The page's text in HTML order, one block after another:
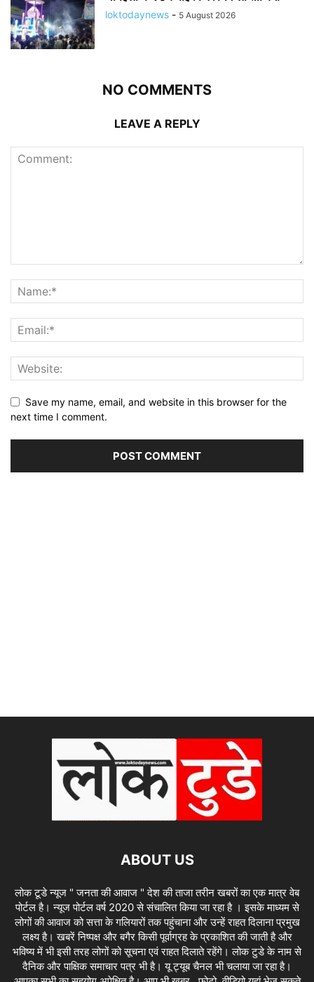
loktodaynews - 5 August 2026
NO COMMENTS
LEAVE A REPLY
Save my name, email, and website in this browser for the
next time I comment.
ABOUT US
लोक टूडे न्यूज " जनता की आवाज " देश की ताजा तरीन खबरों का एक मात्र वेब
पोर्टल है। न्यूज पोर्टल वर्ष 2020 से संचालित किया जा रहा है । इसके माध्यम से
लोगों की आवाज को सत्ता के गलियारों तक पहुंचाना और उन्हें राहत दिलाना प्रमुख
लक्ष्य है। खबरें निष्पक्ष और बगैर किसी पूर्वाग्रह के प्रकाशित की जाती है और
भविष्य में भी इसी तरह लोगों को सूचना एवं राहत दिलाते रहेंगे। लोक टुडे के नाम से
दैनिक और पाक्षिक समाचार पत्र भी है। यू ट्यूब चैनल भी चलाया जा रहा है।